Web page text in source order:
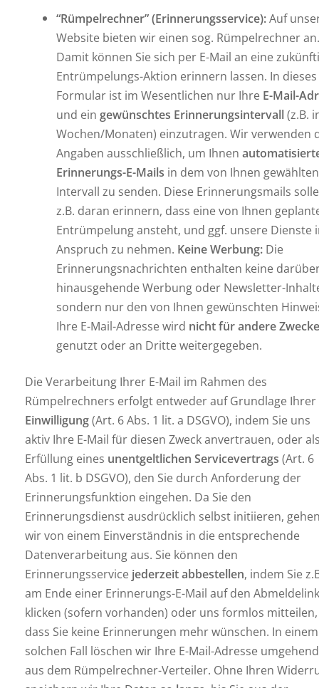
“Rümpelrechner” (Erinnerungsservice):Auf
Website bieten wir einen sog. Rümpelrechner
Damit können Sie sich per E-Mail an eine
Entrümpelungs-Aktion erinnern lassen. In dieses
Formular ist im Wesentlichen nur Ihre E-Mail-
und ein gewünschtes Erinnerungsintervall(z.B.
Wochen/Monaten) einzutragen. Wir verwenden
Angaben ausschließlich, um Ihnen
Erinnerungs-E-Mails in dem von Ihnen gewählten
Intervall zu senden. Diese Erinnerungsmails
z.B. daran erinnern, dass eine von Ihnen
Entrümpelung ansteht, und ggf. unsere Dienste
Anspruch zu nehmen. Keine Werbung: Die
Erinnerungsnachrichten enthalten keine
hinausgehende Werbung oder Newsletter-
sondern nur den von Ihnen gewünschten
Ihre E-Mail-Adresse wird nicht für andere
genutzt oder an Dritte weitergegeben.
Die Verarbeitung Ihrer E-Mail im Rahmen des
Rümpelrechners erfolgt entweder auf Grundlage Ihrer
Einwilligung(Art. 6 Abs. 1 lit. a DSGVO), indem Sie uns
aktiv Ihre E-Mail für diesen Zweck anvertrauen, oder
Erfüllung eines unentgeltlichen Servicevertrags (Art. 6
Abs. 1 lit. b DSGVO), den Sie durch Anforderung der
Erinnerungsfunktion eingehen. Da Sie den
Erinnerungsdienst ausdrücklich selbst initiieren,
wir von einem Einverständnis in die entsprechende
Datenverarbeitung aus. Sie können den
Erinnerungsservice jederzeit abbestellen, indem Sie
am Ende einer Erinnerungs-E-Mail auf den Abmeldelink
klicken (sofern vorhanden) oder uns formlos mitteilen,
dass Sie keine Erinnerungen mehr wünschen. In einem
solchen Fall löschen wir Ihre E-Mail-Adresse umgehend
aus dem Rümpelrechner-Verteiler. Ohne Ihren